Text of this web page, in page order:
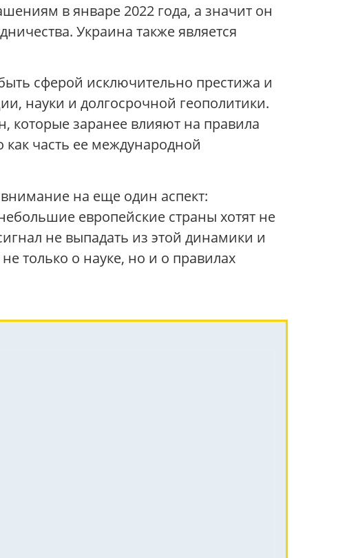
в январе 2022 года, а значит он
Украина также является
сферой исключительно престижа и
науки и долгосрочной геополитики.
которые заранее влияют на правила
часть ее международной
на еще один аспект:
европейские страны хотят не
не выпадать из этой динамики и
только о науке, но и о правилах